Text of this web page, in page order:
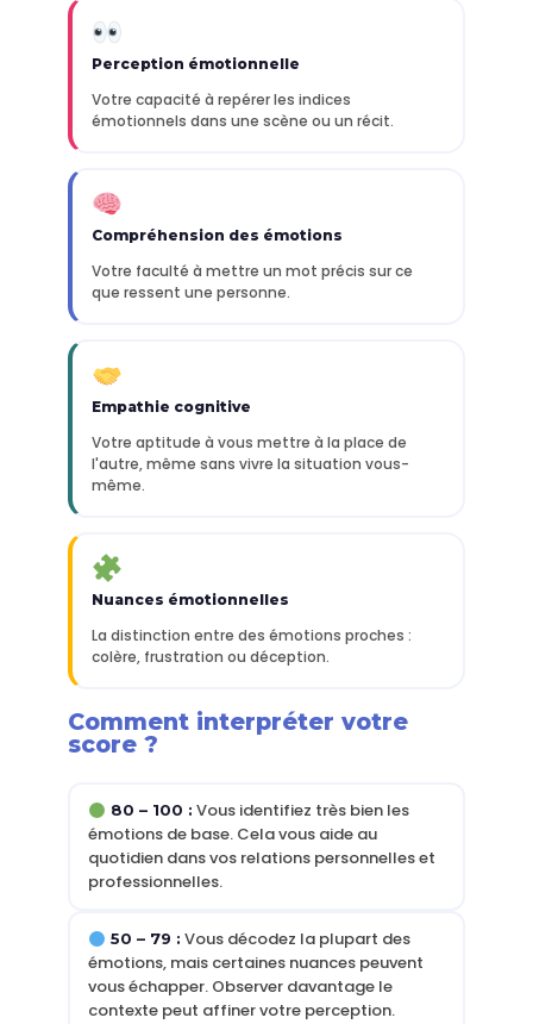
Perception émotionnelle
Votre capacité à repérer les indices
émotionnels dans une scène ou un récit.
Compréhension des émotions
Votre faculté à mettre un mot précis sur ce
que ressent une personne.
Empathie cognitive
Votre aptitude à vous mettre à la place de
l'autre, même sans vivre la situation vous-
même.
Nuances émotionnelles
La distinction entre des émotions proches :
colère, frustration ou déception.
Comment interpréter votre
score ?
80 – 100 : Vous identifiez très bien les
émotions de base. Cela vous aide au
quotidien dans vos relations personnelles et
professionnelles.
50 – 79 : Vous décodez la plupart des
émotions, mais certaines nuances peuvent
vous échapper. Observer davantage le
contexte peut affiner votre perception.